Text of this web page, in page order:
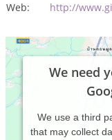
Web:
http://
We need
We use a third
that may collect